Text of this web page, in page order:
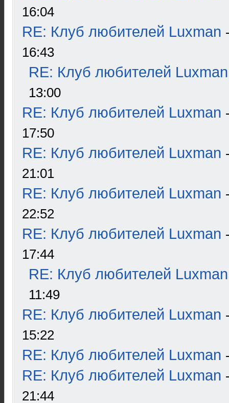
16:04
RE: Клуб любителей Luxman
16:43
RE: Клуб любителей Luxman
13:00
RE: Клуб любителей Luxman
17:50
RE: Клуб любителей Luxman
21:01
RE: Клуб любителей Luxman
22:52
RE: Клуб любителей Luxman
17:44
RE: Клуб любителей Luxman
11:49
RE: Клуб любителей Luxman
15:22
RE: Клуб любителей Luxman
RE: Клуб любителей Luxman
21:44